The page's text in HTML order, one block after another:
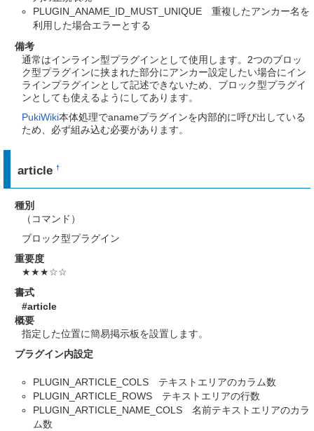
PLUGIN_ANAME_ID_MUST_UNIQUE 重複したアンカー名を
利用した場合エラーとする
備考
通常はインライン型プラグインとして使用します。2つのブロッ
ク型プラグインに挟まれた部分にアンカー設定したい場合にイン
ラインプラグインとして記述できないため、ブロック型プラグイ
ンとしても使えるようにしてあります。
PukiWiki本体処理でanameプラグインを内部的に呼び出している
ため、必ず組み込む必要があります。
article†
種別
（コマンド）
ブロック型プラグイン
重要度
★★★☆☆
書式
#article
概要
指定した位置に簡易掲示板を設置します。
プラグイン内設定
PLUGIN_ARTICLE_COLS テキストエリアのカラム数
PLUGIN_ARTICLE_ROWS テキストエリアの行数
PLUGIN_ARTICLE_NAME_COLS 名前テキストエリアのカラ
ム数